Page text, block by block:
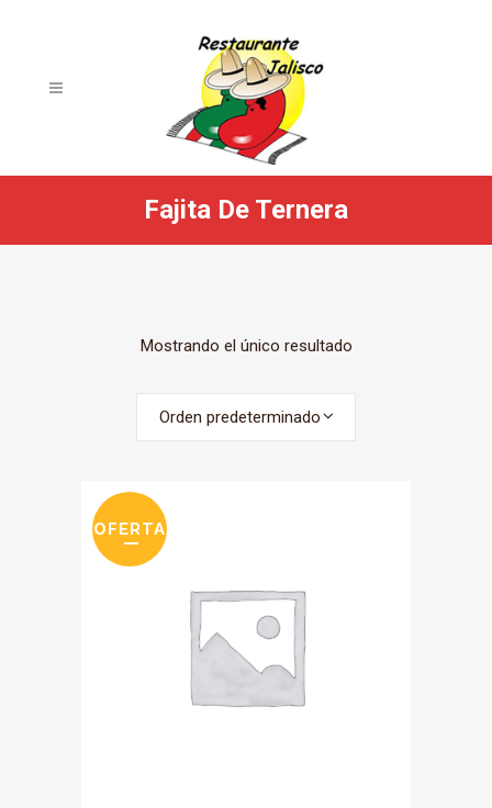
Fajita De Ternera
Mostrando el único resultado
Orden predeterminado
OFERTA